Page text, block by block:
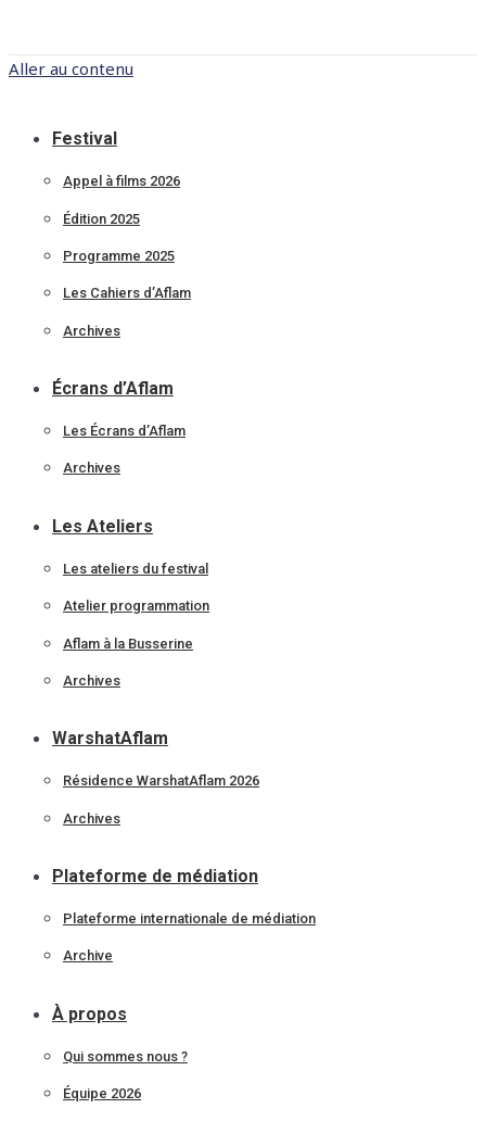
Aller au contenu
Festival
Appel à films 2026
Édition 2025
Programme 2025
Les Cahiers d’Aflam
Archives
Écrans d’Aflam
Les Écrans d’Aflam
Archives
Les Ateliers
Les ateliers du festival
Atelier programmation
Aflam à la Busserine
Archives
WarshatAflam
Résidence WarshatAflam 2026
Archives
Plateforme de médiation
Plateforme internationale de médiation
Archive
À propos
Qui sommes nous ?
Équipe 2026